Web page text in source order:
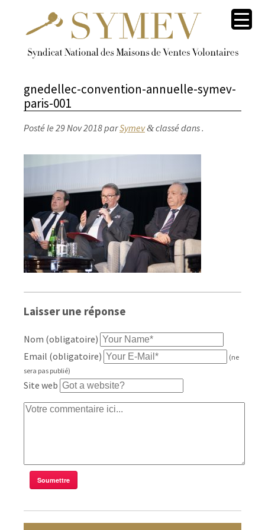
gnedellec-convention-annuelle-symev-
paris-001
Posté le 29 Nov 2018parSymev&classé dans .
Laisser une réponse
Nom (obligatoire)
Email (obligatoire)
(ne
sera pas publié)
Site web